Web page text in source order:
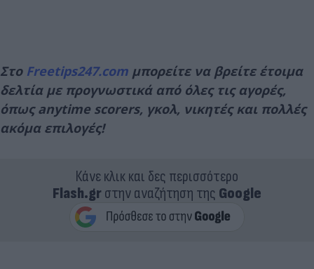
Στο Freetips247.com μπορείτε να βρείτε έτοιμα
δελτία με προγνωστικά από όλες τις αγορές,
όπως anytime scorers, γκολ, νικητές και πολλές
ακόμα επιλογές!
Κάνε κλικ και δες περισσότερο
Flash.grστην αναζήτηση της Google